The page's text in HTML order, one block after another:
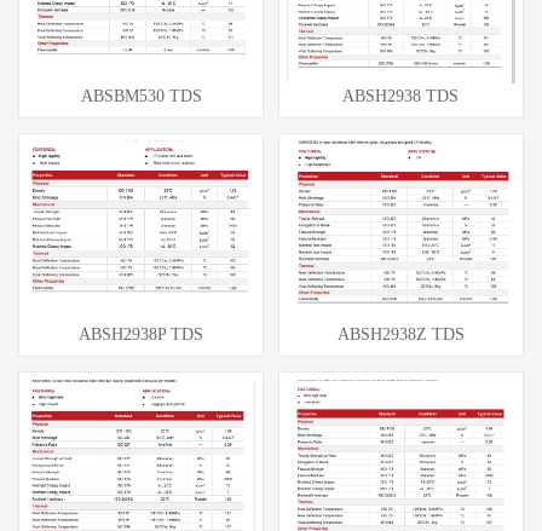
ABSBM530 TDS ABSH2938 TDS
ABSH2938P TDS ABSH2938Z TDS